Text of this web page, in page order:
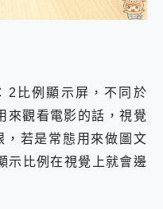
2比例顯示屏，不同於
來觀看電影的話，視覺
，若是常態用來做圖文
示比例在視覺上就會邊